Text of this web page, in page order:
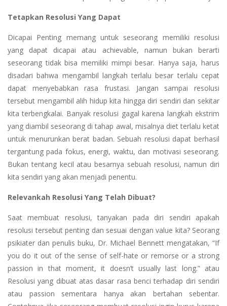
Tetapkan Resolusi Yang Dapat
Dicapai Penting memang untuk seseorang memiliki resolusi
yang dapat dicapai atau achievable, namun bukan berarti
seseorang tidak bisa memiliki mimpi besar. Hanya saja, harus
disadari bahwa mengambil langkah terlalu besar terlalu cepat
dapat menyebabkan rasa frustasi. Jangan sampai resolusi
tersebut mengambil alih hidup kita hingga diri sendiri dan sekitar
kita terbengkalai. Banyak resolusi gagal karena langkah ekstrim
yang diambil seseorang di tahap awal, misalnya diet terlalu ketat
untuk menurunkan berat badan. Sebuah resolusi dapat berhasil
tergantung pada fokus, energi, waktu, dan motivasi seseorang.
Bukan tentang kecil atau besarnya sebuah resolusi, namun diri
kita sendiri yang akan menjadi penentu.
Relevankah Resolusi Yang Telah Dibuat?
Saat membuat resolusi, tanyakan pada diri sendiri apakah
resolusi tersebut penting dan sesuai dengan value kita? Seorang
psikiater dan penulis buku, Dr. Michael Bennett mengatakan, “If
you do it out of the sense of self-hate or remorse or a strong
passion in that moment, it doesn’t usually last long.” atau
Resolusi yang dibuat atas dasar rasa benci terhadap diri sendiri
atau passion sementara hanya akan bertahan sebentar.